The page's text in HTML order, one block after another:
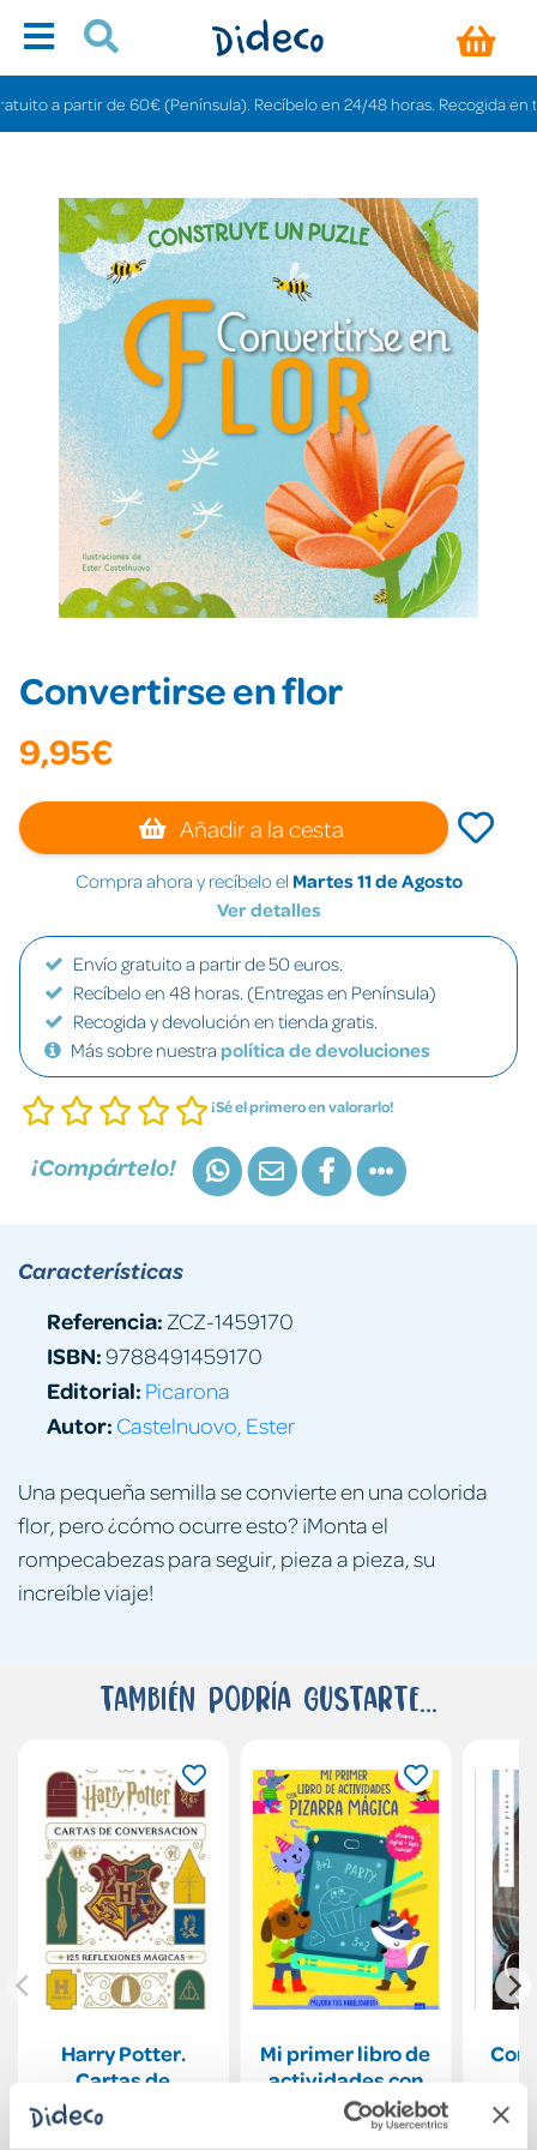
a partir de 60€ (Península). Recíbelo en 24/48 horas. Recogida en
Convertirse en flor
9,95€
Añadir a la cesta
Compra ahora y recíbelo el Martes 11 de Agosto
Ver detalles
Envío gratuito a partir de 50 euros.
Recíbelo en 48 horas. (Entregas en Península)
Recogida y devolución en tienda gratis.
Más sobre nuestra política de devoluciones
¡Sé el primero en valorarlo!
¡Compártelo!
Una pequeña semilla se convierte en una colorida
flor, pero ¿cómo ocurre esto? ¡Monta el
rompecabezas para seguir, pieza a pieza, su
increíble viaje!
Características
Referencia: ZCZ-1459170
ISBN:9788491459170
Editorial: Picarona
Autor: Castelnuovo, Ester
También podría gustarte...
Harry Potter.
Cartas de
conversación
Mi primer libro de
actividades con
pizarra mágica.
Amarillo